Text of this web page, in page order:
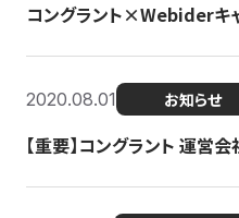
コングラント×Webiderキ
2020.08.01 お知らせ
【重要】コングラント 運営